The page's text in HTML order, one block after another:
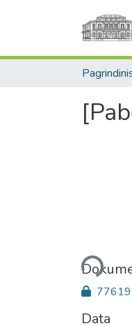
Įkeliama...
Data